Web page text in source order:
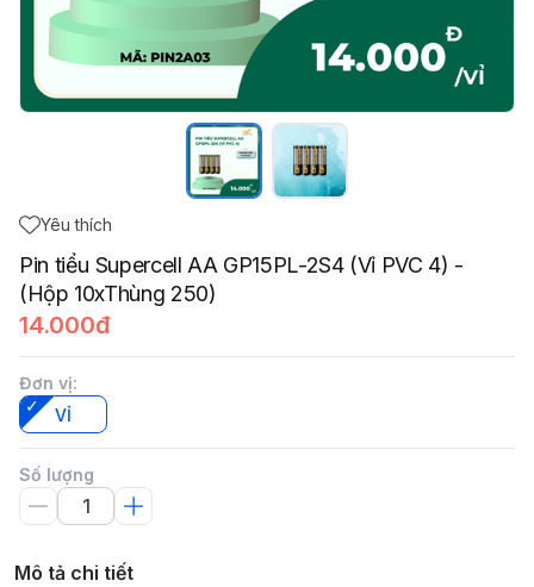
Yêu thích
Pin tiểu Supercell AA GP15PL-2S4 (Vỉ PVC 4) -
(Hộp 10xThùng 250)
14.000đ
Đơn vị:
VỈ
Số lượng
Mô tả chi tiết